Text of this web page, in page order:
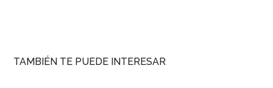
TAMBIÉN TE PUEDE INTERESAR